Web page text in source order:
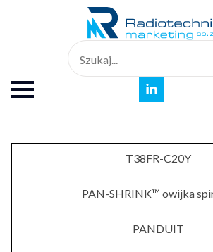
T38FR-C20Y
PAN-SHRINK™ owijka
PANDUIT